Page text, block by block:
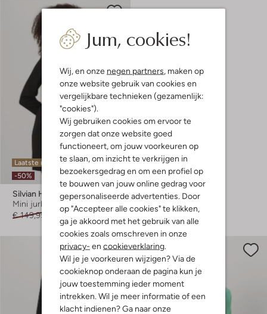
Jum, cookies!
Wij, en onze negen partners, maken op
onze website gebruik van cookies en
vergelijkbare technieken (gezamenlijk:
"cookies").
Wij gebruiken cookies om ervoor te
zorgen dat onze website goed
functioneert, om jouw voorkeuren op
te slaan, om inzicht te verkrijgen in
bezoekersgedrag en om een profiel op
te bouwen van jouw online gedrag voor
gepersonaliseerde advertenties. Door
op "Accepteer alle cookies" te klikken,
ga je akkoord met het gebruik van alle
cookies zoals omschreven in onze
privacy- en cookieverklaring.
Wil je je voorkeuren wijzigen? Via de
cookieknop onderaan de pagina kun je
jouw toestemming ieder moment
intrekken. Wil je meer informatie of een
klacht indienen? Ga naar onze
Laatste maten
-50%
Silvian Heach
Mini jurk
€ 149,95
€ 74,99